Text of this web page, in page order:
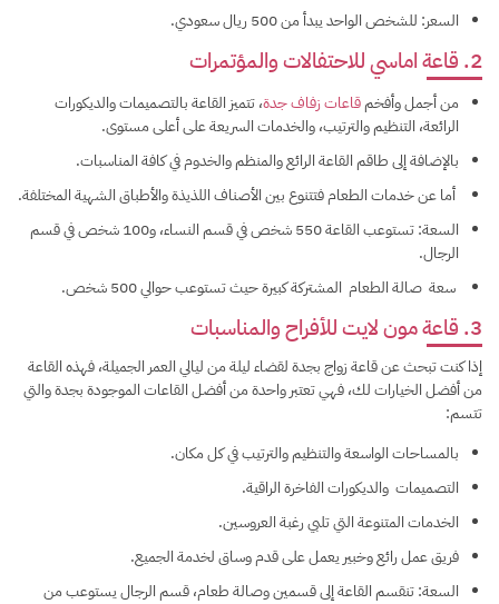
السعر: للشخص الواحد يبدأ من 500 ريال سعودي.
2. قاعة اماسي للاحتفالات والمؤتمرات
من أجمل وأفخمقاعات زفاف جدة، تتميز القاعة بالتصميمات والديكورات
الرائعة، التنظيم والترتيب، والخدمات السريعة على أعلى مستوى.
بالإضافة إلى طاقم القاعة الرائع والمنظم والخدوم في كافة المناسبات.
أما عن خدمات الطعام فتتنوع بين الأصناف اللذيذة والأطباق الشهية المختلفة.
السعة: تستوعب القاعة 550 شخص في قسم النساء، و100 شخص في قسم
الرجال.
سعة صالة الطعام المشتركة كبيرة حيث تستوعب حوالي 500 شخص.
3. قاعة مون لايت للأفراح والمناسبات
إذا كنت تبحث عن قاعة زواج بجدة لقضاء ليلة من ليالي العمر الجميلة، فهذه القاعة
من أفضل الخيارات لك، فهي تعتبر واحدة من أفضل القاعات الموجودة بجدة والتي
تتسم:
بالمساحات الواسعة والتنظيم والترتيب في كل مكان.
التصميمات والديكورات الفاخرة الراقية.
الخدمات المتنوعة التي تلبي رغبة العروسين.
فريق عمل رائع وخبير يعمل على قدم وساق لخدمة الجميع.
السعة: تنقسم القاعة إلى قسمين وصالة طعام، قسم الرجال يستوعب من